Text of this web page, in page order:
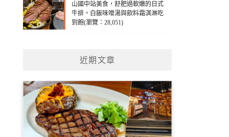
山國中站美食，舒肥過軟嫩的日式
牛排，白飯味噌湯與飲料霜淇淋吃
到飽(瀏覽：28,051)
近期文章